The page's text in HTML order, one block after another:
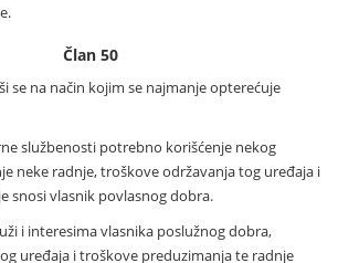
Član 50
se na način kojim se najmanje opterećuje
službenosti potrebno korišćenje nekog
neke radnje, troškove održavanja tog uređaja i
snosi vlasnik povlasnog dobra.
i interesima vlasnika poslužnog dobra,
uređaja i troškove preduzimanja te radnje